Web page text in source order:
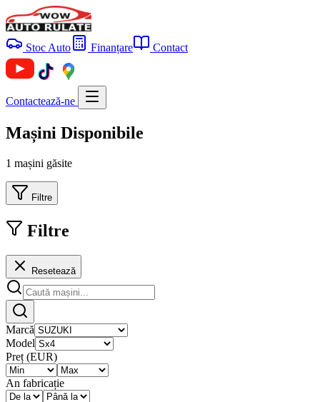
Stoc Auto Finanțare Contact
Contactează-ne
Mașini Disponibile
1 mașini găsite
Filtre
Filtre
Resetează
Marcă
Model
Preț (EUR)
An fabricație